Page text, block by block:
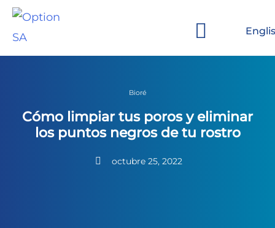
Bioré
Cómo limpiar tus poros y eliminar
los puntos negros de tu rostro
octubre 25, 2022